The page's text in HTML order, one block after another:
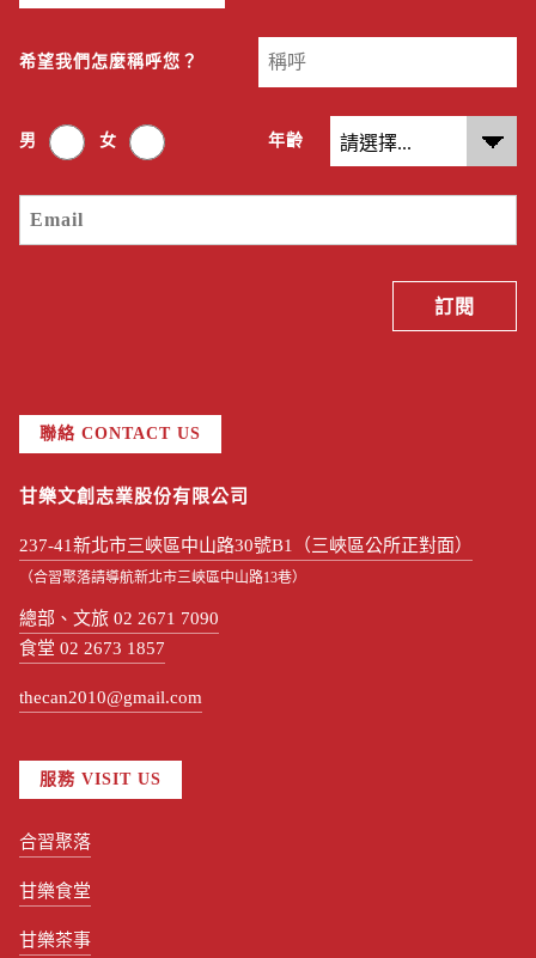
希望我們怎麼稱呼您？
男 女 年齡
聯絡 CONTACT US
甘樂文創志業股份有限公司
237-41新北市三峽區中山路30號B1（三峽區公所正對面）
（合習聚落請導航新北市三峽區中山路13巷）
總部、文旅 02 2671 7090
食堂 02 2673 1857
thecan2010@gmail.com
服務 VISIT US
合習聚落
甘樂食堂
甘樂茶事